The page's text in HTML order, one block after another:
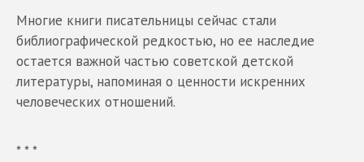
Многие книги писательницы сейчас стали
библиографической редкостью, но ее наследие
остается важной частью советской детской
литературы, напоминая о ценности искренних
человеческих отношений.
* * *